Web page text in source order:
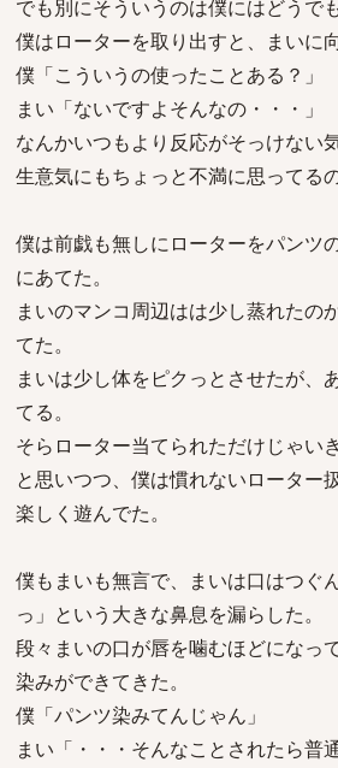
でも別にそういうのは僕にはどうで
僕はローターを取り出すと、まいに向
僕「こういうの使ったことある？」
まい「ないですよそんなの・・・」
なんかいつもより反応がそっけない
生意気にもちょっと不満に思ってるの
僕は前戯も無しにローターをパンツ
にあてた。
まいのマンコ周辺はは少し蒸れたの
てた。
まいは少し体をピクっとさせたが、
てる。
そらローター当てられただけじゃい
と思いつつ、僕は慣れないローター
楽しく遊んでた。
僕もまいも無言で、まいは口はつぐ
っ」という大きな鼻息を漏らした。
段々まいの口が唇を噛むほどになっ
染みができてきた。
僕「パンツ染みてんじゃん」
まい「・・・そんなことされたら普